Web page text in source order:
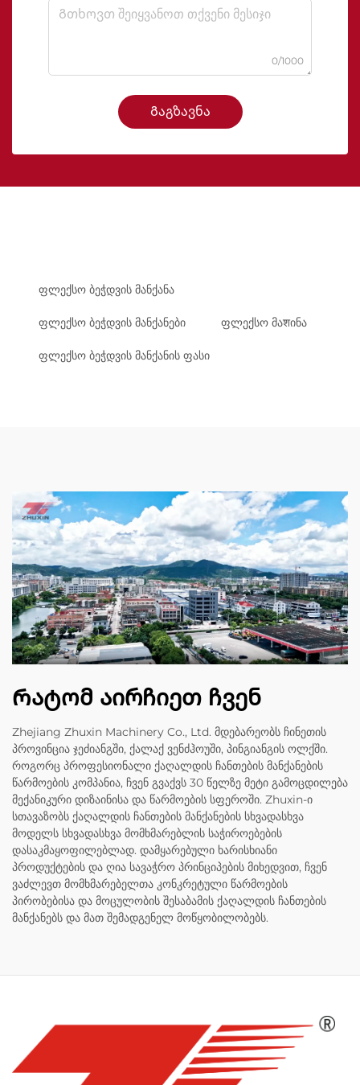
0/1000
Გაგზავნა
ფლექსო ბეჭდვის მანქანა
ფლექსო ბეჭდვის მანქანები ფლექსო მაशინა
ფლექსო ბეჭდვის მანქანის ფასი
Რატომ აირჩიეთ ჩვენ
Zhejiang Zhuxin Machinery Co., Ltd. მდებარეობს ჩინეთის
პროვინცია ჯეძიანგში, ქალაქ ვენძჰოუში, პინგიანგის ოლქში.
როგორც პროფესიონალი ქაღალდის ჩანთების მანქანების
წარმოების კომპანია, ჩვენ გვაქვს 30 წელზე მეტი გამოცდილება
მექანიკური დიზაინისა და წარმოების სფეროში. Zhuxin-ი
სთავაზობს ქაღალდის ჩანთების მანქანების სხვადასხვა
მოდელს სხვადასხვა მომხმარებლის საჭიროებების
დასაკმაყოფილებლად. დამყარებული ხარისხიანი
პროდუქტების და ღია სავაჭრო პრინციპების მიხედვით, ჩვენ
ვაძლევთ მომხმარებელთა კონკრეტული წარმოების
პირობებისა და მოცულობის შესაბამის ქაღალდის ჩანთების
მანქანებს და მათ შემადგენელ მოწყობილობებს.